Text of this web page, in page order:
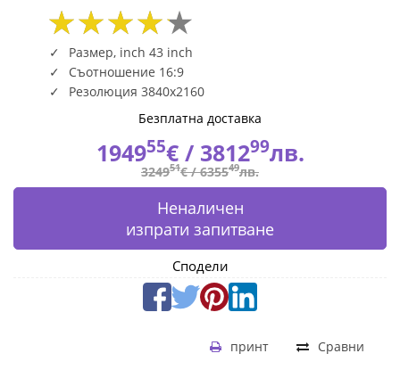
8ms,
4000:1,
HDR,
Android
14,
4GB
RAM,
Storage,
Размер, inch 43 inch
Съотношение 16:9
Резолюция 3840x2160
Безплатна доставка
194955€ / 381299лв.
324951€ /635549лв.
Неналичен
изпрати запитване
Сподели
Сравни
принт